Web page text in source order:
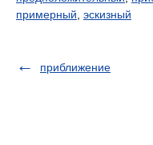
примерный, эскизный
приближение